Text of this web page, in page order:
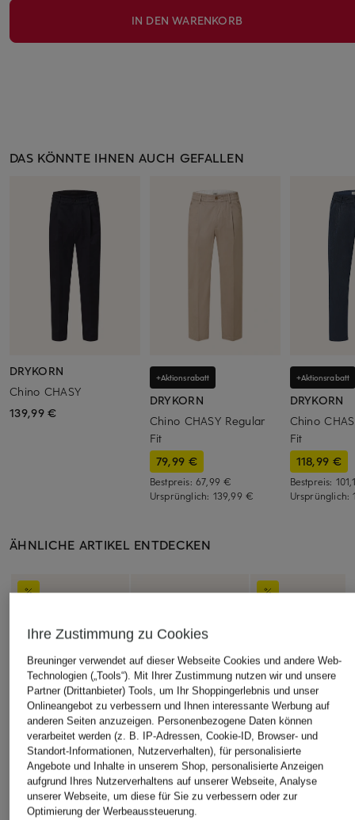
IN DEN WARENKORB
DAS KÖNNTE IHNEN AUCH GEFALLEN
DRYKORN
Chino CHASY
139,99 €
+Aktionsrabatt
DRYKORN
Chino CHASY Regular
Fit
79,99 €
Bestpreis: 67,99 €
Ursprünglich: 139,99 €
+Aktionsrabatt
DRYKORN
Chino
Fit
118,99 €
Bestpreis:
Ursprünglich:
ÄHNLICHE ARTIKEL ENTDECKEN
Ihre Zustimmung zu Cookies
Breuninger verwendet auf dieser Webseite Cookies und andere Web-
Technologien („Tools“). Mit Ihrer Zustimmung nutzen wir und unsere
Partner (Drittanbieter) Tools, um Ihr Shoppingerlebnis und unser
Onlineangebot zu verbessern und Ihnen interessante Werbung auf
anderen Seiten anzuzeigen. Personenbezogene Daten können
verarbeitet werden (z. B. IP-Adressen, Cookie-ID, Browser- und
Standort-Informationen, Nutzerverhalten), für personalisierte
Angebote und Inhalte in unserem Shop, personalisierte Anzeigen
aufgrund Ihres Nutzerverhaltens auf unserer Webseite, Analyse
unserer Webseite, um diese für Sie zu verbessern oder zur
Optimierung der Werbeaussteuerung.